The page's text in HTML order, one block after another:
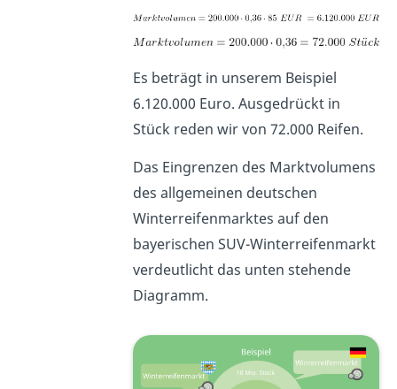
Es beträgt in unserem Beispiel
6.120.000 Euro. Ausgedrückt in
Stück reden wir von 72.000 Reifen.
Das Eingrenzen des Marktvolumens
des allgemeinen deutschen
Winterreifenmarktes auf den
bayerischen SUV-Winterreifenmarkt
verdeutlicht das unten stehende
Diagramm.